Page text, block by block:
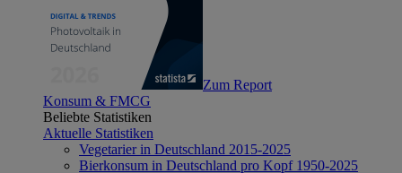
Zum Report
Konsum & FMCG
Beliebte Statistiken
Aktuelle Statistiken
Vegetarier in Deutschland 2015-2025
Bierkonsum in Deutschland pro Kopf 1950-2025